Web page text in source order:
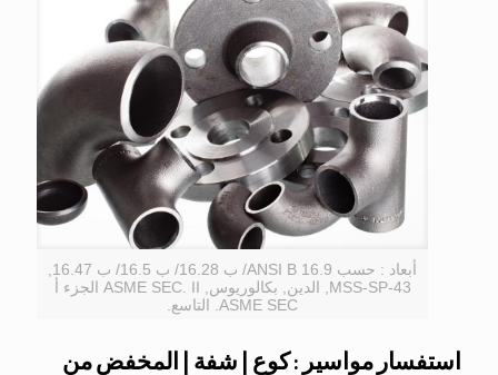
MSS-SP-43, الدين, بكالوريوس, ASME SEC. II الجزء أ
ASME SEC. التاسع.
استفسار مواسير : كوع | شفة | المخفض من